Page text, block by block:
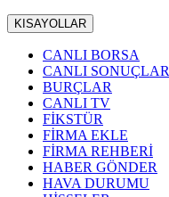
KISAYOLLAR
CANLI BORSA
CANLI SONUÇLAR
BURÇLAR
CANLI TV
FİKSTÜR
FİRMA EKLE
FİRMA REHBERİ
HABER GÖNDER
HAVA DURUMU